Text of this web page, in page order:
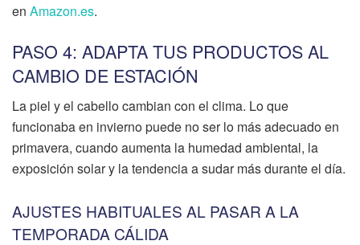
en Amazon.es.
PASO 4: ADAPTA TUS PRODUCTOS AL
CAMBIO DE ESTACIÓN
La piel y el cabello cambian con el clima. Lo que
funcionaba en invierno puede no ser lo más adecuado en
primavera, cuando aumenta la humedad ambiental, la
exposición solar y la tendencia a sudar más durante el día.
AJUSTES HABITUALES AL PASAR A LA
TEMPORADA CÁLIDA